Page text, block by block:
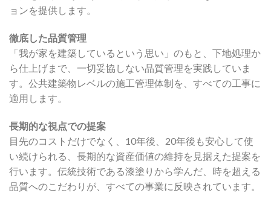
ョンを提供します。
徹底した品質管理
「我が家を建築しているという思い」のもと、下地処理か
ら仕上げまで、一切妥協しない品質管理を実践していま
す。公共建築物レベルの施工管理体制を、すべての工事に
適用します。
長期的な視点での提案
目先のコストだけでなく、10年後、20年後も安心して使
い続けられる、長期的な資産価値の維持を見据えた提案を
行います。伝統技術である漆塗りから学んだ、時を超える
品質へのこだわりが、すべての事業に反映されています。